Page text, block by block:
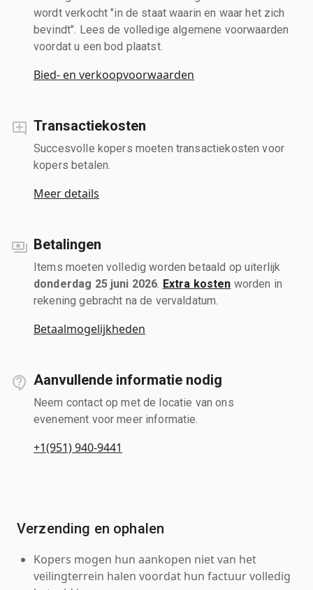
wordt verkocht "in de staat waarin en waar het zich
bevindt". Lees de volledige algemene voorwaarden
voordat u een bod plaatst.
Bied- en verkoopvoorwaarden
Transactiekosten
Succesvolle kopers moeten transactiekosten voor
kopers betalen.
Meer details
Betalingen
Items moeten volledig worden betaald op uiterlijk
donderdag 25 juni 2026 Extra kosten worden in
rekening gebracht na de vervaldatum.
Betaalmogelijkheden
Aanvullende informatie nodig
Neem contact op met de locatie van ons
evenement voor meer informatie.
+1(951) 940-9441
Verzending en ophalen
Kopers mogen hun aankopen niet van het
veilingterrein halen voordat hun factuur volledig